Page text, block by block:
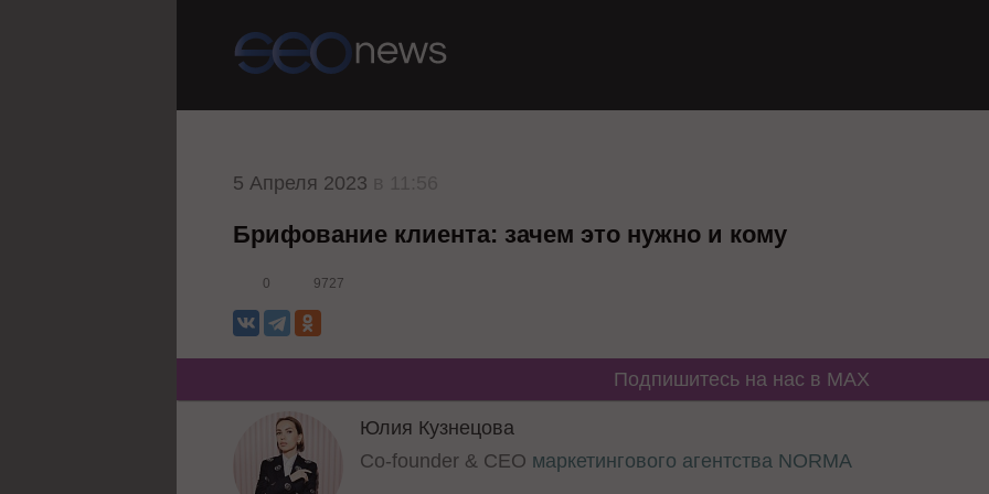
5 Апреля 2023
Брифование клиента: зачем это нужно и кому
0 9727
Подпишитесь на нас в MAX
Юлия Кузнецова
Co-founder & CEO маркетингового агентства NORMA